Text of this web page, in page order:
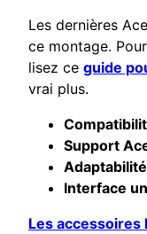
Les dernières
ce montage.
lisez ce guide
vrai plus.
Support
Interface
Les accessoires